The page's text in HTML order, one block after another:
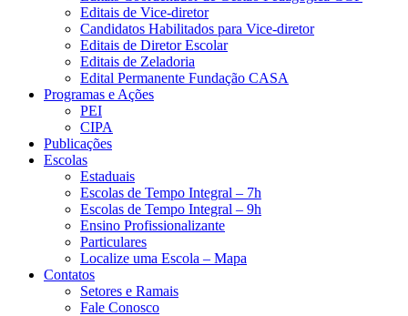
Editais de Vice-diretor
Candidatos Habilitados para Vice-diretor
Editais de Diretor Escolar
Editais de Zeladoria
Edital Permanente Fundação CASA
Programas e Ações
PEI
CIPA
Publicações
Escolas
Estaduais
Escolas de Tempo Integral – 7h
Escolas de Tempo Integral – 9h
Ensino Profissionalizante
Particulares
Localize uma Escola – Mapa
Contatos
Setores e Ramais
Fale Conosco